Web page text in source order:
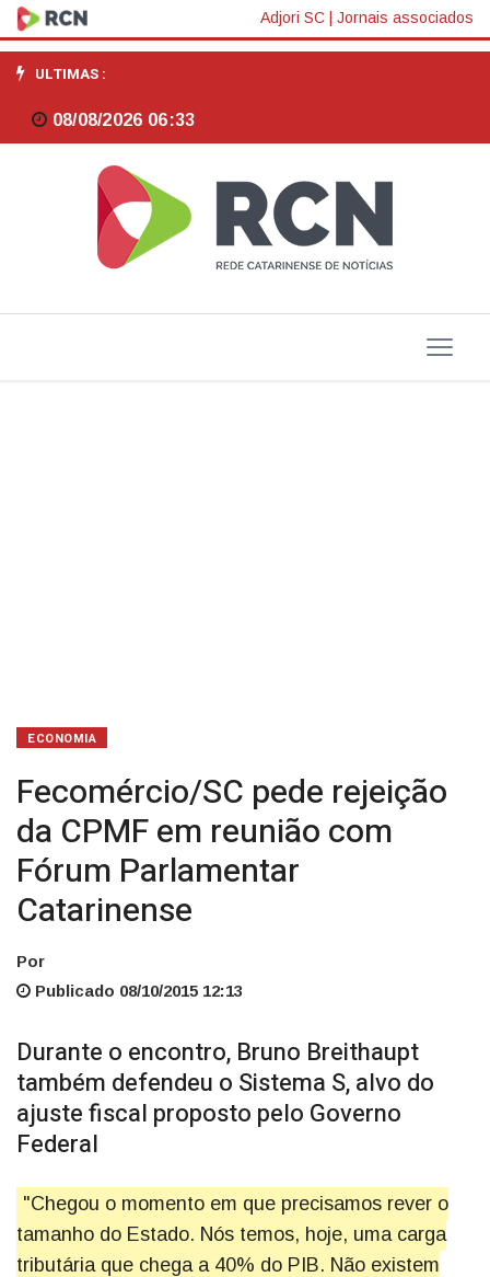
Fecomércio/SC
pede
rejeição
CPMF
reunião
Adjori SC Jornais associados
ULTIMAS :
08/08/2026 06:33
ECONOMIA
Fecomércio/SC pede rejeição
da CPMF em reunião com
Fórum Parlamentar
Catarinense
Por
Publicado 08/10/2015 12:13
Durante o encontro, Bruno Breithaupt
também defendeu o Sistema S, alvo do
ajuste fiscal proposto pelo Governo
Federal
"Chegou o momento em que precisamos rever o
tamanho do Estado. Nós temos, hoje, uma carga
tributária que chega a 40% do PIB. Não existem